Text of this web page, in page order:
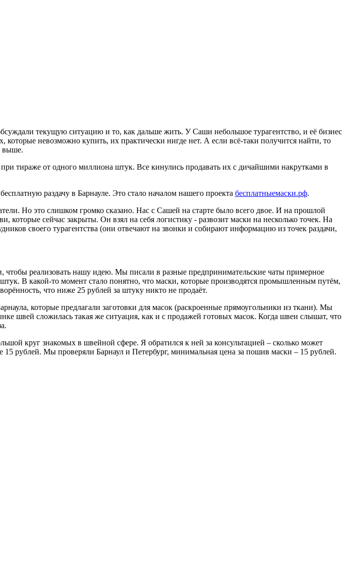
текущую ситуацию и то, как дальше жить. У Саши небольшое турагентство, и её бизнес
которые невозможно купить, их практически нигде нет. А если всё-таки получится найти, то
выше.
тираже от одного миллиона штук. Все кинулись продавать их с дичайшими накрутками в
раздачу в Барнауле. Это стало началом нашего проекта бесплатныемаски.рф.
Но это слишком громко сказано. Нас с Сашей на старте было всего двое. И на прошлой
сейчас закрыты. Он взял на себя логистику - развозит маски на несколько точек. На
своего турагентства (они отвечают на звонки и собирают информацию из точек раздачи,
чтобы реализовать нашу идею. Мы писали в разные предпринимательские чаты примерное
В какой-то момент стало понятно, что маски, которые производятся промышленным путём,
что ниже 25 рублей за штуку никто не продаёт.
которые предлагали заготовки для масок (раскроенные прямоугольники из ткани). Мы
швей сложилась такая же ситуация, как и с продажей готовых масок. Когда швеи слышат, что
круг знакомых в швейной сфере. Я обратился к ней за консультацией – сколько может
рублей. Мы проверяли Барнаул и Петербург, минимальная цена за пошив маски – 15 рублей.